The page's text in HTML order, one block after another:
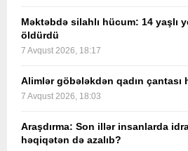
Məktəbdə silahlı hücum: 14 yaşlı
öldürdü
7 Avqust 2026, 18:17
Alimlər göbələkdən qadın çantası
7 Avqust 2026, 18:03
Araşdırma: Son illər insanlarda
həqiqətən də azalıb?